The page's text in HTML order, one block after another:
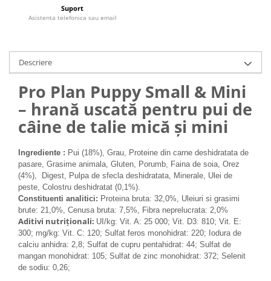
Furtune si conectori acvarii
Curatare acvarii
Medii filtrante
Decoruri si plante artificiale
Accesorii acvarii
Piese de schimb
Pasari
Batoane
Colivii pentru pasari
Hrana pasari
Rozatoare
Igiena rozatoare
Hrana Rozatoare
Reptile
Hrana reptile
Igiena reptile
Suport
Asistenta telefonica sau email
Descriere
Pro Plan Puppy Small & Mini
– hrană uscată pentru pui de
câine de talie mică și mini
Ingrediente : Pui (18%), Grau, Proteine din carne deshidratata de
pasare, Grasime animala, Gluten, Porumb, Faina de soia, Orez
(4%), Digest, Pulpa de sfecla deshidratata, Minerale, Ulei de
peste, Colostru deshidratat (0,1%).
Constituenti analitici: Proteina bruta: 32,0%, Uleiuri si grasimi
brute: 21,0%, Cenusa bruta: 7,5%, Fibra neprelucrata: 2,0%
Aditivi nutriţionali: UI/kg: Vit. A: 25 000; Vit. D3: 810; Vit. E:
300; mg/kg: Vit. C: 120; Sulfat feros monohidrat: 220; Iodura de
calciu anhidra: 2,8; Sulfat de cupru pentahidrat: 44; Sulfat de
mangan monohidrat: 105; Sulfat de zinc monohidrat: 372; Selenit
de sodiu: 0,26;